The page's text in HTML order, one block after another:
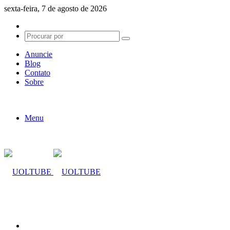
sexta-feira, 7 de agosto de 2026
skin
Procurar
Anuncie
Blog
Contato
Sobre
Menu